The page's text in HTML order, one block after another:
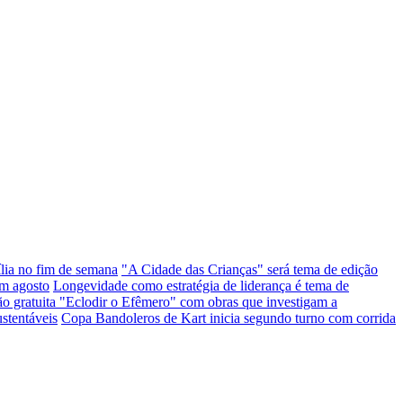
no fim de semana "A Cidade das Crianças" será tema de edição
agosto Longevidade como estratégia de liderança é tema de
gratuita "Eclodir o Efêmero" com obras que investigam a
Copa Bandoleros de Kart inicia segundo turno com corrida